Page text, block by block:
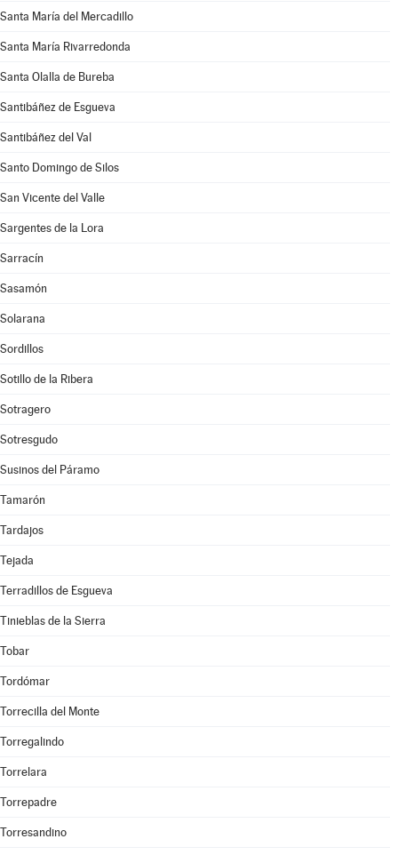
Santa María del Mercadillo
Santa María Rivarredonda
Santa Olalla de Bureba
Santibáñez de Esgueva
Santibáñez del Val
Santo Domingo de Silos
San Vicente del Valle
Sargentes de la Lora
Sarracín
Sasamón
Solarana
Sordillos
Sotillo de la Ribera
Sotragero
Sotresgudo
Susinos del Páramo
Tamarón
Tardajos
Tejada
Terradillos de Esgueva
Tinieblas de la Sierra
Tobar
Tordómar
Torrecilla del Monte
Torregalindo
Torrelara
Torrepadre
Torresandino